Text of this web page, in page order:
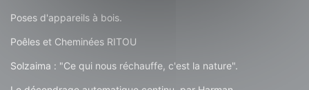
Poses d'appareils à bois.
Poêles et Cheminées RITOU
Solzaima : "Ce qui nous réchauffe, c'est la nature".